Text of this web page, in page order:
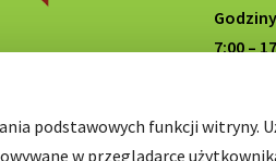
7:00 –
podstawowych funkcji witryny.
w przeglądarce